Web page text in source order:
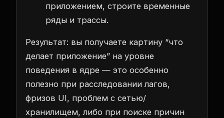
приложением, строите временные
ряды и трассы.
Результат: вы получаете картину “что
делает приложение” на уровне
поведения в ядре — это особенно
полезно при расследовании лагов,
фризов UI, проблем с сетью/
хранилищем, либо при поиске причин